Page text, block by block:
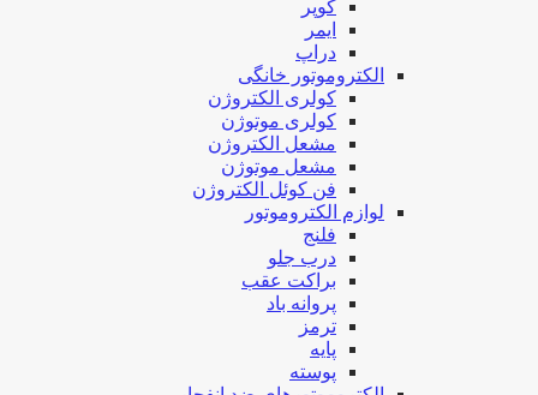
کوپر
ایمر
دراپ
الکتروموتور خانگی
کولری الکتروژن
کولری موتوژن
مشعل الکتروژن
مشعل موتوژن
فن کوئل الکتروژن
لوازم الکتروموتور
فلنج
درب جلو
براکت عقب
پروانه باد
ترمز
پایه
پوسته